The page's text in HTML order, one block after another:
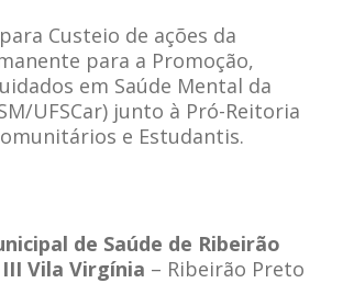
Custeio de ações da
para a Promoção,
em Saúde Mental da
UFSCar) junto à Pró-Reitoria
e Estudantis.
de Saúde de Ribeirão
III Vila Virgínia – Ribeirão Preto